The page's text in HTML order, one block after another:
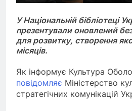
У Національній бібліотеці
презентували оновлений
для розвитку, створення
місяців.
Як інформує Культура
повідомляє Міністерство
стратегічних комунікацій